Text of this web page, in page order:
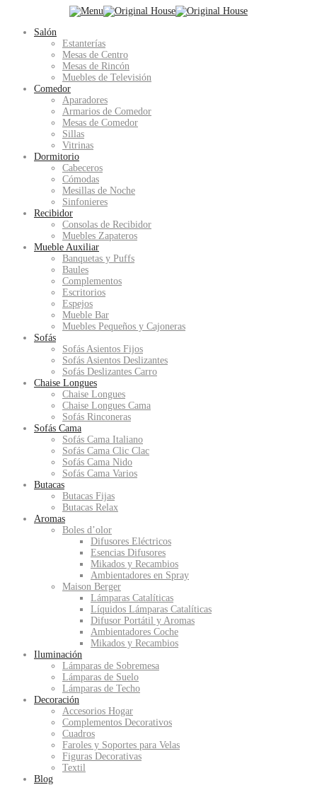
Salón
Estanterías
Mesas de Centro
Mesas de Rincón
Muebles de Televisión
Comedor
Aparadores
Armarios de Comedor
Mesas de Comedor
Sillas
Vitrinas
Dormitorio
Cabeceros
Cómodas
Mesillas de Noche
Sinfonieres
Recibidor
Consolas de Recibidor
Muebles Zapateros
Mueble Auxiliar
Banquetas y Puffs
Baules
Complementos
Escritorios
Espejos
Mueble Bar
Muebles Pequeños y Cajoneras
Sofás
Sofás Asientos Fijos
Sofás Asientos Deslizantes
Sofás Deslizantes Carro
Chaise Longues
Chaise Longues
Chaise Longues Cama
Sofás Rinconeras
Sofás Cama
Sofás Cama Italiano
Sofás Cama Clic Clac
Sofás Cama Nido
Sofás Cama Varios
Butacas
Butacas Fijas
Butacas Relax
Aromas
Boles d’olor
Difusores Eléctricos
Esencias Difusores
Mikados y Recambios
Ambientadores en Spray
Maison Berger
Lámparas Catalíticas
Líquidos Lámparas Catalíticas
Difusor Portátil y Aromas
Ambientadores Coche
Mikados y Recambios
Iluminación
Lámparas de Sobremesa
Lámparas de Suelo
Lámparas de Techo
Decoración
Accesorios Hogar
Complementos Decorativos
Cuadros
Faroles y Soportes para Velas
Figuras Decorativas
Textil
Blog